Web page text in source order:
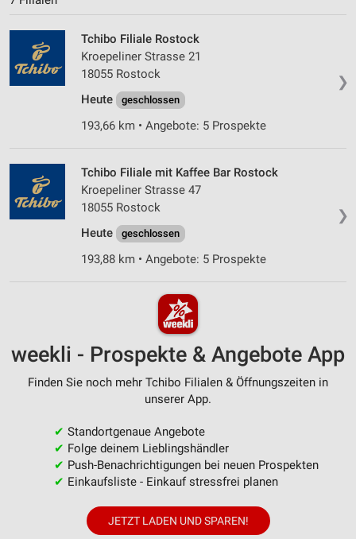
❯
Tchibo Filiale Rostock
Kroepeliner Strasse 21
18055 Rostock
Heute
geschlossen
193,66 km • Angebote: 5 Prospekte
❯
Tchibo Filiale mit Kaffee Bar Rostock
Kroepeliner Strasse 47
18055 Rostock
Heute
geschlossen
193,88 km • Angebote: 5 Prospekte
weekli - Prospekte & Angebote App
Finden Sie noch mehr Tchibo Filialen & Öffnungszeiten in
unserer App.
✔ Standortgenaue Angebote
✔ Folge deinem Lieblingshändler
✔ Push-Benachrichtigungen bei neuen Prospekten
✔ Einkaufsliste - Einkauf stressfrei planen
JETZT LADEN UND SPAREN!